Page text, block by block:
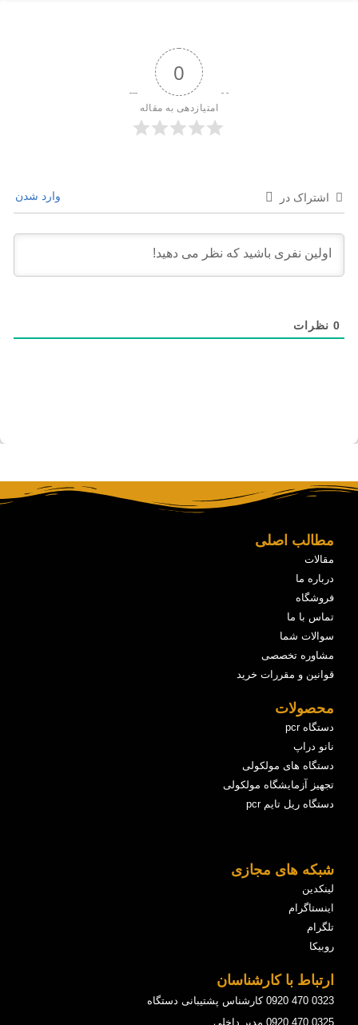
0
امتیازدهی به مقاله
اشتراک در وارد شدن
0 نظرات
مطالب اصلی
مقالات
درباره ما
فروشگاه
تماس با ما
سوالات شما
مشاوره تخصصی
قوانین و مقررات خرید
محصولات
دستگاه pcr
نانو دراپ
دستگاه های مولکولی
تجهیز آزمایشگاه مولکولی
دستگاه ریل تایم pcr
شبکه های مجازی
لینکدین
اینستاگرام
تلگرام
روبیکا
ارتباط با کارشناسان
0323 470 0920 کارشناس پشتیبانی دستگاه
0325 470 0920 مدیر داخلی